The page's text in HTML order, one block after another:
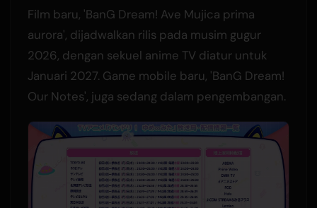
Film baru, 'BanG Dream! Ave Mujica prima
aurora', dijadwalkan rilis pada musim gugur
2026, dengan sekuel anime TV diatur untuk
Januari 2027. Game mobile baru, 'BanG Dream!
Our Notes', juga sedang dalam pengembangan.